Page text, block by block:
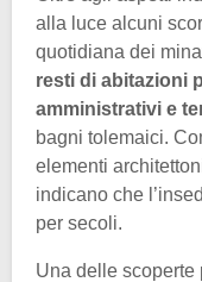
alla luce alcuni
quotidiana dei
resti di abitazioni
amministrativi e
bagni tolemaici.
elementi
indicano che
per secoli.
Una delle